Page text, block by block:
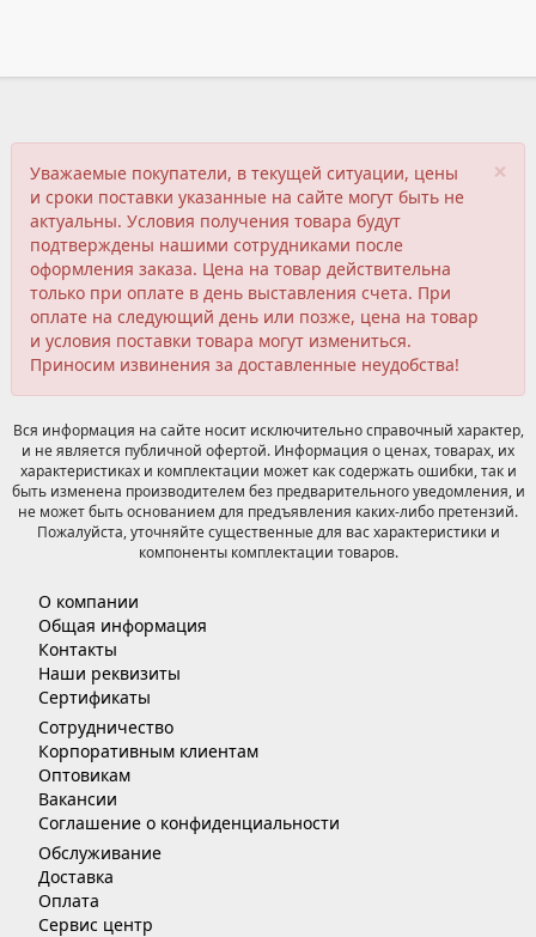
×
Уважаемые покупатели, в текущей ситуации, цены
и сроки поставки указанные на сайте могут быть не
актуальны. Условия получения товара будут
подтверждены нашими сотрудниками после
оформления заказа. Цена на товар действительна
только при оплате в день выставления счета. При
оплате на следующий день или позже, цена на товар
и условия поставки товара могут измениться.
Приносим извинения за доставленные неудобства!
Вся информация на сайте носит исключительно справочный характер,
и не является публичной офертой. Информация о ценах, товарах, их
характеристиках и комплектации может как содержать ошибки, так и
быть изменена производителем без предварительного уведомления, и
не может быть основанием для предъявления каких-либо претензий.
Пожалуйста, уточняйте существенные для вас характеристики и
компоненты комплектации товаров.
О компании
Общая информация
Контакты
Наши реквизиты
Сертификаты
Сотрудничество
Корпоративным клиентам
Оптовикам
Вакансии
Соглашение о конфиденциальности
Обслуживание
Доставка
Оплата
Сервис центр